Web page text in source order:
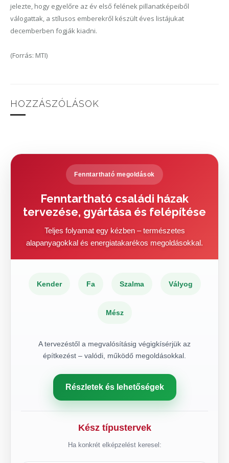
jelezte, hogy egyelőre az év első felének pillanatképeiből
válogattak, a stílusos emberekről készült éves listájukat
decemberben fogják kiadni.
(Forrás: MTI)
HOZZÁSZÓLÁSOK
Fenntartható megoldások
Fenntartható családi házak
tervezése, gyártása és felépítése
Teljes folyamat egy kézben – természetes
alapanyagokkal és energiatakarékos megoldásokkal.
Kender Fa Szalma Vályog
Mész
A tervezéstől a megvalósításig végigkísérjük az
építkezést – valódi, működő megoldásokkal.
Részletek és lehetőségek
Kész típustervek
Ha konkrét elképzelést keresel: